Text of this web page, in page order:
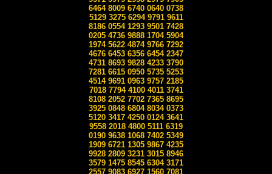
6464 8009 6740 0640 0738
5129 3275 6294 9791 9611
8186 0554 1293 9501 7428
0205 4736 9888 1704 5904
1974 5622 4874 9766 7292
4676 6453 6356 6454 2347
4731 8693 9828 4233 3790
7281 6615 0950 5735 5253
4514 9691 0963 9757 2185
7018 7794 4100 4011 3741
8108 2052 7702 7365 8695
3925 0848 6804 8034 0373
5120 3417 4250 0124 3641
9558 2018 4800 5111 6319
0190 9638 1068 7402 5349
1909 6721 1305 9867 4235
9928 2809 3231 3015 8946
3579 1475 8545 6304 3171
2557 9083 6927 1560 7081